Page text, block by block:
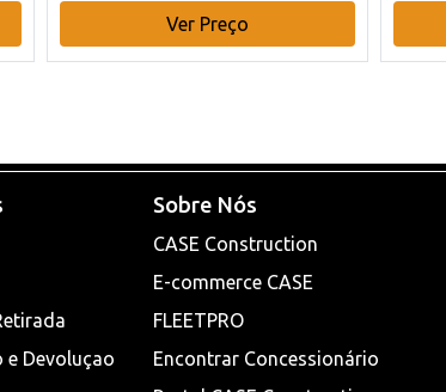
Ver Preço
e Devoluçao
Sobre Nós
CASE Construction
E-commerce CASE
FLEETPRO
Encontrar Concessionário